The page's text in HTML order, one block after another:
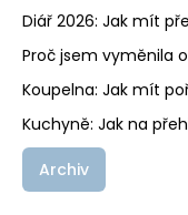
Diář 2026: Jak mít
Proč jsem vyměnila
Koupelna: Jak mít
Kuchyně: Jak na
Archiv